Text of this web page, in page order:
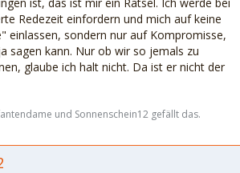
Redezeit einfordern und mich auf keine
einlassen, sondern nur auf Kompromisse,
sagen kann. Nur ob wir so jemals zu
glaube ich halt nicht. Da ist er nicht der
und Sonnenschein12 gefällt das.